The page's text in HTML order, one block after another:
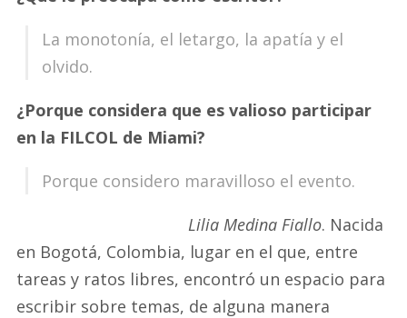
La monotonía, el letargo, la apatía y el
olvido.
¿Porque considera que es valioso participar
en la FILCOL de Miami?
Porque considero maravilloso el evento.
Lilia Medina Fiallo. Nacida
en Bogotá, Colombia, lugar en el que, entre
tareas y ratos libres, encontró un espacio para
escribir sobre temas, de alguna manera